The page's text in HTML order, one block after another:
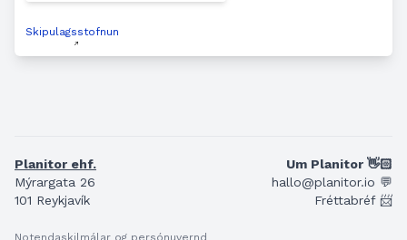
Skipulagsstofnun
Planitor ehf.
Mýrargata 26
101 Reykjavík
Notendaskilmálar og persónuvernd
Um Planitor 👋🏻
hallo@planitor.io 💬
Fréttabréf 📨